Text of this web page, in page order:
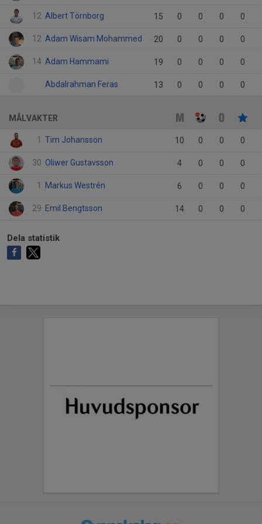
12 Albert Törnborg 15 0 0 0 0
12 Adam Wisam Mohammed 20 0 0 0 0
14 Adam Hammami 19 0 0 0 0
Abdalrahman Feras 13 0 0 0 0
MÅLVAKTER
1 Tim Johansson 10 0 0 0
30 Oliwer Gustavsson 4 0 0 0
1 Markus Westrén 6 0 0 0
29 Emil Bengtsson 14 0 0 0
Dela statistik